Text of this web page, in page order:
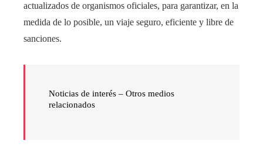
actualizados de organismos oficiales, para garantizar, en la
medida de lo posible, un viaje seguro, eficiente y libre de
sanciones.
Noticias de interés – Otros medios
relacionados